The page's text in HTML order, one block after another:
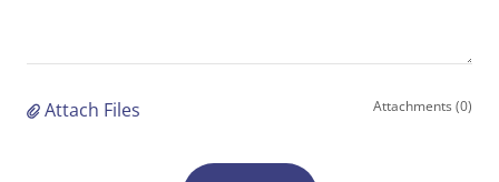
Attach Files Attachments (0)